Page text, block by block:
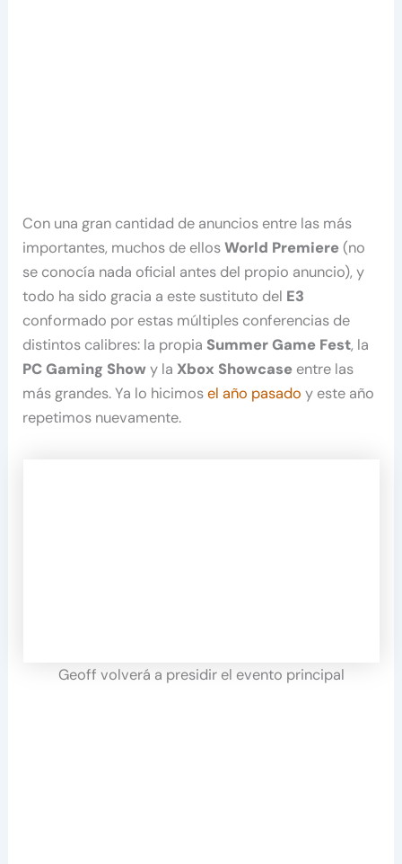
Con una gran cantidad de anuncios entre las más
importantes, muchos de ellosWorld Premiere(no
se conocía nada oficial antes del propio anuncio), y
todo ha sido gracia a este sustituto del E3
conformado por estas múltiples conferencias de
distintos calibres: la propia Summer Game Fest, la
PC Gaming Showy la Xbox Showcase entre las
más grandes. Ya lo hicimosel año pasado y este año
repetimos nuevamente.
Geoff volverá a presidir el evento principal